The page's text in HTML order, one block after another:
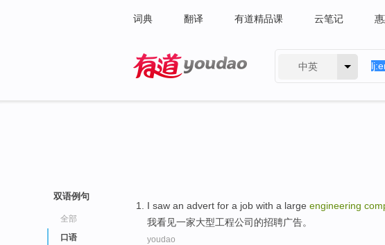
词典 翻译 有道精品课 云笔记
中英
双语例句
全部
口语
I saw an advert for a job with a large engineering
我看见一家大型工程公司的招聘广告。
youdao